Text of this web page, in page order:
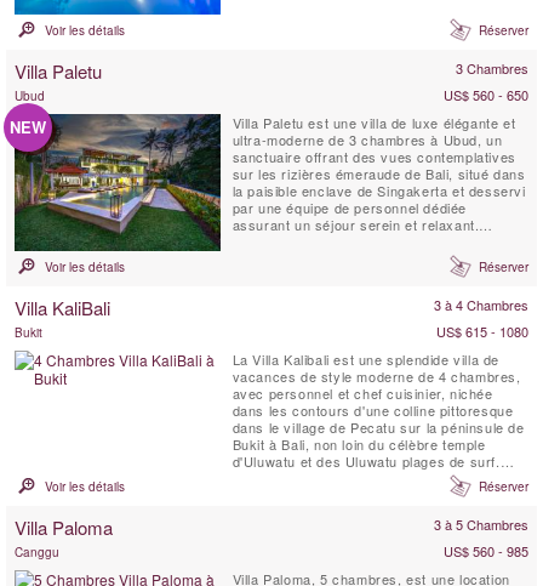
offre la retraite idéale pour les grandes
familles ou les groupes d'amis. Elle se
Voir les détails Réserver
Villa Paletu 3 Chambres
Ubud US$ 560 - 650
NEW
Villa Paletu est une villa de luxe élégante et
ultra-moderne de 3 chambres à Ubud, un
sanctuaire offrant des vues contemplatives
sur les rizières émeraude de Bali, situé dans
la paisible enclave de Singakerta et desservi
par une équipe de personnel dédiée
assurant un séjour serein et relaxant.
distingue par ses grandes baies vitrées et
ses sols en marbre, un lounge avec espace
Voir les détails Réserver
Villa KaliBali 3 à 4 Chambres
Bukit
US$ 615 - 1080
La Villa Kalibali est une splendide villa de
vacances de style moderne de 4 chambres,
avec personnel et chef cuisinier, nichée
dans les contours d'une colline pittoresque
dans le village de Pecatu sur la péninsule de
Bukit à Bali, non loin du célèbre temple
d'Uluwatu et des Uluwatu plages de surf.
Située dans un jardin spacieux, la Villa
KaliBali offre des vues panoramiques
grande partie de la côte ouest de Bali. Les
Voir les détails Réserver
Villa Paloma 3 à 5 Chambres
Canggu
US$ 560 - 985
Villa Paloma, 5 chambres, est une location